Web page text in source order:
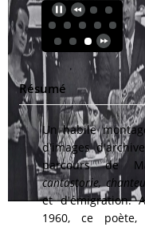
Résumé
Un habile
d'images
parcours de
cantastorie,
et d'émigration.
1960, ce